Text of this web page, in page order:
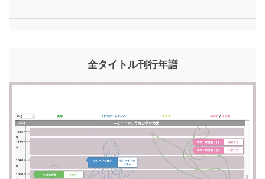
全タイトル刊行年譜